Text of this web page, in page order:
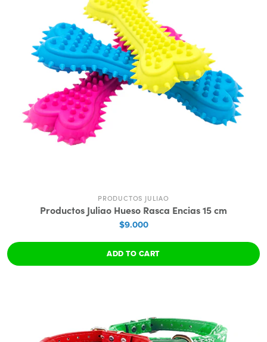
PRODUCTOS JULIAO
Productos Juliao Hueso Rasca Encias 15 cm
$9.000
ADD TO CART